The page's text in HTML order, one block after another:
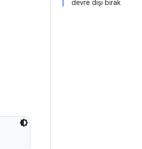
devre dışı bırak